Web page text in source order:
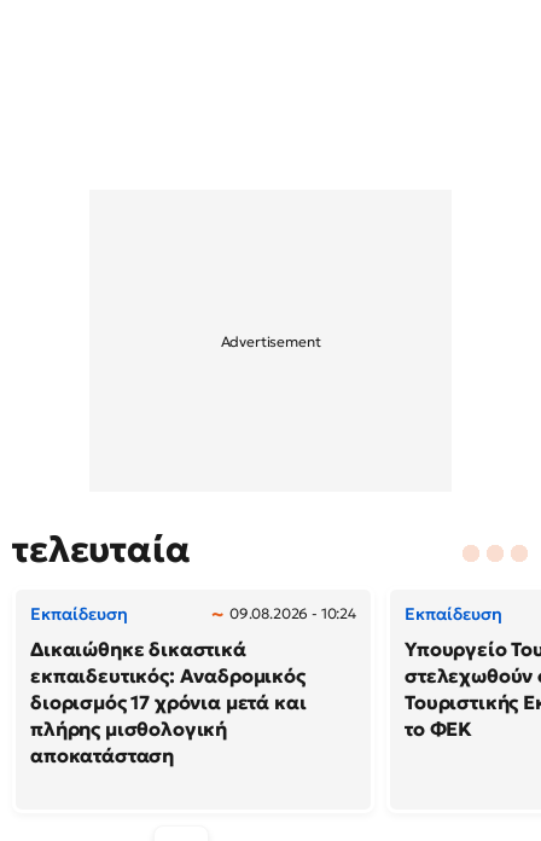
τελευταία
Εκπαίδευση 09.08.2026 - 10:24
Δικαιώθηκε δικαστικά
εκπαιδευτικός: Αναδρομικός
διορισμός 17 χρόνια μετά και
πλήρης μισθολογική
αποκατάσταση
Εκπαίδευση
Υπουργείο
στελεχωθούν
Τουριστικής
το ΦΕΚ